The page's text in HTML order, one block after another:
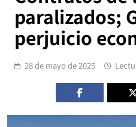
paralizados;
perjuicio
28 de mayo de 2025